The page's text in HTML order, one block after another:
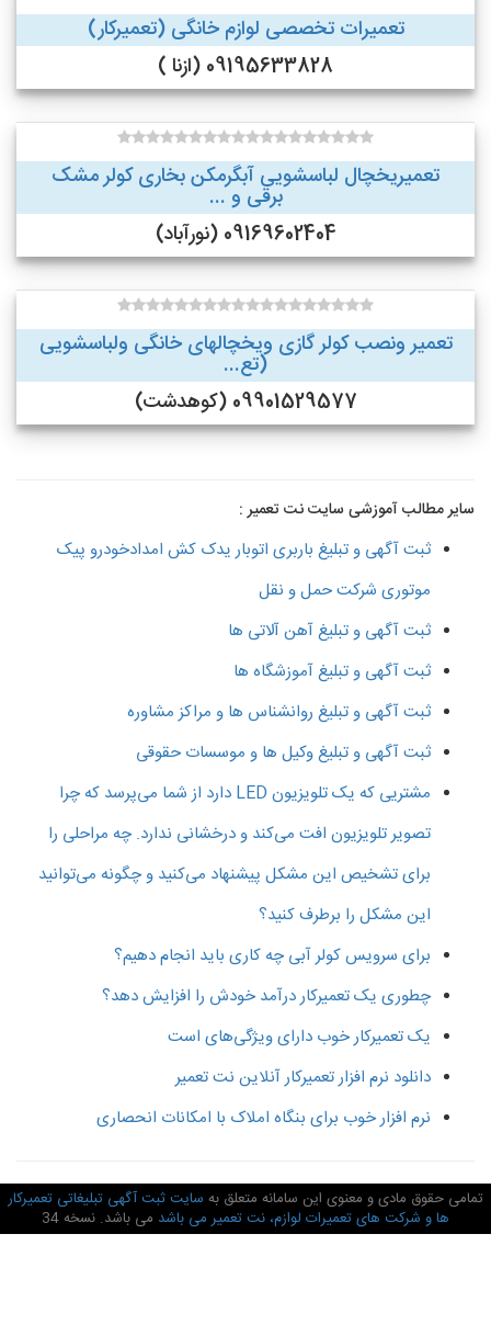
تعمیرات تخصصی لوازم خانگی (تعمیرکار)
09195633828 (ازنا )
تعمیریخچال لباسشویی آبگرمکن بخاری کولر مشک
برقی و ...
09169602404 (نورآباد)
تعمیر ونصب کولر گازی ویخچالهای خانگی ولباسشویی
(تع...
09901529577 (کوهدشت)
سایر مطالب آموزشی سایت نت تعمیر :
ثبت آگهی و تبلیغ باربری اتوبار یدک کش امدادخودرو پیک
موتوری شرکت حمل و نقل
ثبت آگهی و تبلیغ آهن آلاتی ها
ثبت آگهی و تبلیغ آموزشگاه ها
ثبت آگهی و تبلیغ روانشناس ها و مراکز مشاوره
ثبت آگهی و تبلیغ وکیل ها و موسسات حقوقی
مشتریی که یک تلویزیون LED دارد از شما می‌پرسد که چرا
تصویر تلویزیون افت می‌کند و درخشانی ندارد. چه مراحلی را
برای تشخیص این مشکل پیشنهاد می‌کنید و چگونه می‌توانید
این مشکل را برطرف کنید؟
برای سرویس کولر آبی چه کاری باید انجام دهیم؟
چطوری یک تعمیرکار درآمد خودش را افزایش دهد؟
یک تعمیرکار خوب دارای ویژگی‌های است
دانلود نرم افزار تعمیرکار آنلاین نت تعمیر
نرم افزار خوب برای بنگاه املاک با امکانات انحصاری
حقوق مادی و معنوی این سامانه متعلق به سایت ثبت آگهی تبلیغاتی تعمیرکار
ها و شرکت های تعمیرات لوازم، نت تعمیر می باشدمی باشد. نسخه 34